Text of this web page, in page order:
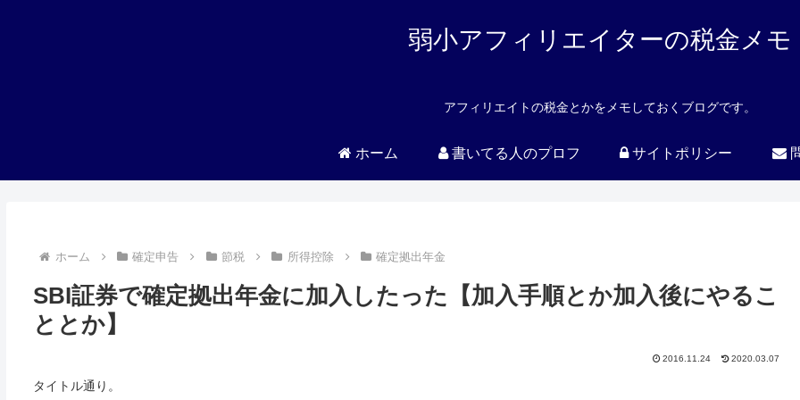
弱小アフィリエイターの税金メモ
アフィリエイトの税金とかをメモしておくブログです。
ホーム 書いてる人のプロフ サイトポリシー
ホーム 確定申告 節税 所得控除 確定拠出年金
SBI証券で確定拠出年金に加入したった【加入手順とか加入後にやるこ
ととか】
2016.11.24 2020.03.07
タイトル通り。